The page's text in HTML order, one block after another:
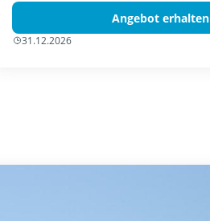
Angebot erhalten
31.12.2026